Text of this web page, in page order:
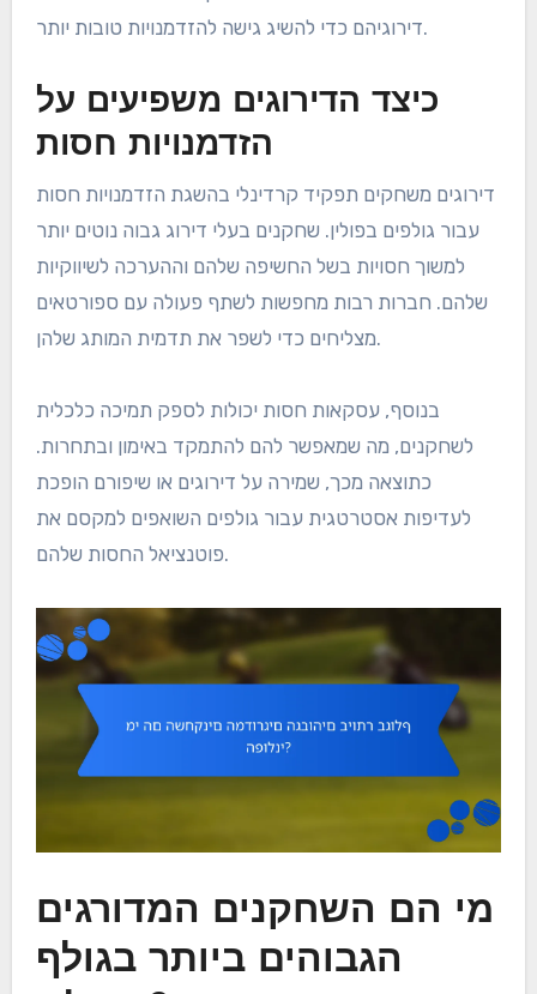
דירוגיהם כדי להשיג גישה להזדמנויות טובות יותר.
כיצד הדירוגים משפיעים על
הזדמנויות חסות
דירוגים משחקים תפקיד קרדינלי בהשגת הזדמנויות חסות
עבור גולפים בפולין. שחקנים בעלי דירוג גבוה נוטים יותר
למשוך חסויות בשל החשיפה שלהם וההערכה לשיווקיות
שלהם. חברות רבות מחפשות לשתף פעולה עם ספורטאים
מצליחים כדי לשפר את תדמית המותג שלהן.
בנוסף, עסקאות חסות יכולות לספק תמיכה כלכלית
לשחקנים, מה שמאפשר להם להתמקד באימון ובתחרות.
כתוצאה מכך, שמירה על דירוגים או שיפורם הופכת
לעדיפות אסטרטגית עבור גולפים השואפים למקסם את
פוטנציאל החסות שלהם.
מי הם השחקנים המדורגים
הגבוהים ביותר בגולף